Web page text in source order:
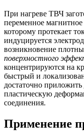
При нагреве ТВЧ
переменное
которому протекает
индуцируется
возникновение
поверхностного
концентрируются на
быстрый и
достаточно приложить
пластическую
соединения.
Применение